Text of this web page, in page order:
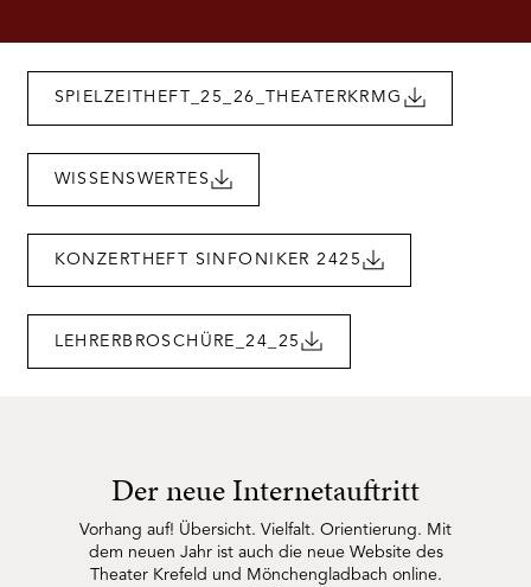
SPIELZEITHEFT_25_26_THEATERKRMG
WISSENSWERTES
KONZERTHEFT SINFONIKER 2425
LEHRERBROSCHÜRE_24_25
Der neue Internetauftritt
Vorhang auf! Übersicht. Vielfalt. Orientierung. Mit
dem neuen Jahr ist auch die neue Website des
Theater Krefeld und Mönchengladbach online.